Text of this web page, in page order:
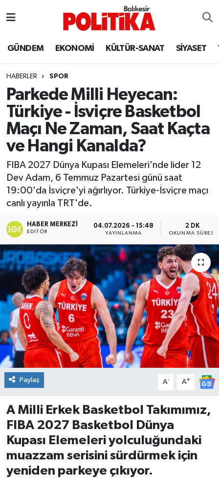
GÜNDEM EKONOMİ KÜLTÜR-SANAT SİYASET
HABERLER SPOR
Parkede Milli Heyecan:
Türkiye - İsviçre Basketbol
Maçı Ne Zaman, Saat Kaçta
ve Hangi Kanalda?
FIBA 2027 Dünya Kupası Elemeleri'nde lider 12
Dev Adam, 6 Temmuz Pazartesi günü saat
19:00'da İsviçre'yi ağırlıyor. Türkiye-İsviçre maçı
canlı yayınla TRT'de.
HABER MERKEZI
EDITÖR
04.07.2026 - 15:48
YAYINLANMA
2 DK
OKUNMA SÜRESI
Paylaş A- A+
A Milli Erkek Basketbol Takımımız,
FIBA 2027 Basketbol Dünya
Kupası Elemeleri yolculuğundaki
muazzam serisini sürdürmek için
yeniden parkeye çıkıyor.
Ayvalık
Balya
Bandırma
Bigadiç
BİYOGRAFİLER
Burhaniye
Dursunbey
Edremit
EĞİTİM
EKONOMİ
Erdek
Gömeç
Gönen
Havran
İvrindi
Balıkesir Hava Durumu
Balıkesir Namaz Vakitleri
Balıkesir Trafik Yoğunluk Haritası
Süper Lig Puan Durumu ve Fikstür
Tüm Manşetler
Son Dakika Haberleri